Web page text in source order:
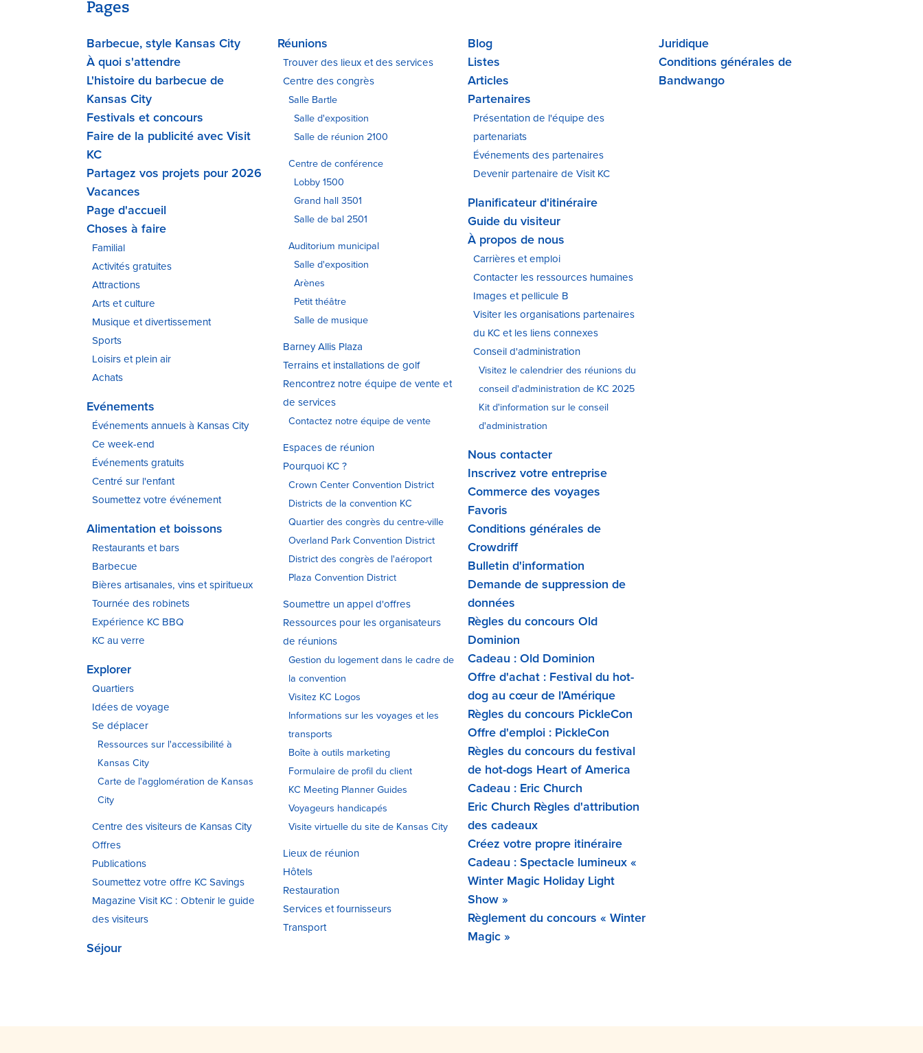
Pages
Barbecue, style Kansas City
À quoi s'attendre
L'histoire du barbecue de
Kansas City
Festivals et concours
Faire de la publicité avec Visit
KC
Partagez vos projets pour 2026
Vacances
Page d'accueil
Choses à faire
Familial
Activités gratuites
Attractions
Arts et culture
Musique et divertissement
Sports
Loisirs et plein air
Achats
Evénements
Événements annuels à Kansas City
Ce week-end
Événements gratuits
Centré sur l'enfant
Soumettez votre événement
Alimentation et boissons
Restaurants et bars
Barbecue
Bières artisanales, vins et spiritueux
Tournée des robinets
Expérience KC BBQ
KC au verre
Explorer
Quartiers
Idées de voyage
Se déplacer
Ressources sur l'accessibilité à
Kansas City
Carte de l'agglomération de Kansas
City
Centre des visiteurs de Kansas City
Offres
Publications
Soumettez votre offre KC Savings
Magazine Visit KC : Obtenir le guide
des visiteurs
Séjour
Réunions
Trouver des lieux et des services
Centre des congrès
Salle Bartle
Salle d'exposition
Salle de réunion 2100
Centre de conférence
Lobby 1500
Grand hall 3501
Salle de bal 2501
Auditorium municipal
Salle d'exposition
Arènes
Petit théâtre
Salle de musique
Barney Allis Plaza
Terrains et installations de golf
Rencontrez notre équipe de vente et
de services
Contactez notre équipe de vente
Espaces de réunion
Pourquoi KC ?
Crown Center Convention District
Districts de la convention KC
Quartier des congrès du centre-ville
Overland Park Convention District
District des congrès de l'aéroport
Plaza Convention District
Soumettre un appel d'offres
Ressources pour les organisateurs
de réunions
Gestion du logement dans le cadre de
la convention
Visitez KC Logos
Informations sur les voyages et les
transports
Boîte à outils marketing
Formulaire de profil du client
KC Meeting Planner Guides
Voyageurs handicapés
Visite virtuelle du site de Kansas City
Lieux de réunion
Hôtels
Restauration
Services et fournisseurs
Transport
Blog
Listes
Articles
Partenaires
Présentation de l'équipe des
partenariats
Événements des partenaires
Devenir partenaire de Visit KC
Planificateur d'itinéraire
Guide du visiteur
À propos de nous
Carrières et emploi
Contacter les ressources humaines
Images et pellicule B
Visiter les organisations partenaires
du KC et les liens connexes
Conseil d'administration
Visitez le calendrier des réunions du
conseil d'administration de KC 2025
Kit d'information sur le conseil
d'administration
Nous contacter
Inscrivez votre entreprise
Commerce des voyages
Favoris
Conditions générales de
Crowdriff
Bulletin d'information
Demande de suppression de
données
Règles du concours Old
Dominion
Cadeau : Old Dominion
Offre d'achat : Festival du hot-
dog au cœur de l'Amérique
Règles du concours PickleCon
Offre d'emploi : PickleCon
Règles du concours du festival
de hot-dogs Heart of America
Cadeau : Eric Church
Eric Church Règles d'attribution
des cadeaux
Créez votre propre itinéraire
Cadeau : Spectacle lumineux «
Winter Magic Holiday Light
Show »
Règlement du concours « Winter
Magic »
Juridique
Conditions générales de
Bandwango